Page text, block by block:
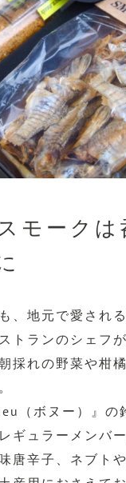
モークは
、地元で愛され
トランのシェフ
採れの野菜や柑
（ボヌー）』の
ギュラーメンバ
唐辛子、ネブト